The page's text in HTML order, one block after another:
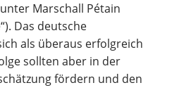
Marschall Pétain
Das deutsche
als überaus erfolgreich
sollten aber in der
fördern und den